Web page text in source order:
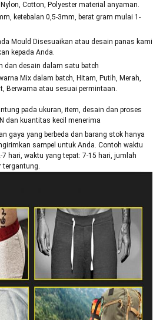
Cotton, Polyester material anyaman.
ketebalan 0,5-3mm, berat gram mulai 1-
Mould Disesuaikan atau desain panas kami
kepada Anda.
dan desain dalam satu batch
Mix dalam batch, Hitam, Putih, Merah,
Berwarna atau sesuai permintaan.
pada ukuran, item, desain dan proses
dan kuantitas kecil menerima
gaya yang berbeda dan barang stok hanya
sampel untuk Anda. Contoh waktu
hari, waktu yang tepat: 7-15 hari, jumlah
tergantung.